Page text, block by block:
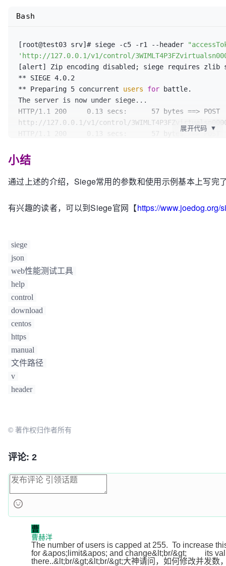
[root@test03 srv]# siege -c5 -r1 --header
'http://127.0.0.1/v1/control/
[alert] Zip encoding disabled; siege requires zlib
** SIEGE 4.0.2
** Preparing 5 concurrent users for battle.
The server is now under siege...
HTTP/1.1 200     0.13 secs:      57 bytes ==> POST
http://127.0.0.1/v1/control/
HTTP/1.1 200     0.13 secs:      57 bytes ==> POST
HTTP/1.1 200     0.14 secs:      57 bytes ==> POST
http://127.0.0.1/v1/control/
HTTP/1.1 200     0.15 secs:      57 bytes ==> POST
http://127.0.0.1/v1/control/
Availability:		      100.00 %
Elapsed
Data transferred:	        0.00 MB
Transaction rate:	        9.26 trans/sec
Throughput:		        0.00 MB/sec
Concurrency:		        1.31
Successful transactions:           5
Failed transactions:	           0
Bash
展开代码 ▼
小结
通过上述的介绍，Siege常用的参数和使用示例基本上写完
有兴趣的读者，可以到Siege官网【https://www.joedog.org/
siege
json
web性能测试工具
help
control
download
centos
https
manual
文件路径
v
header
© 著作权归作者所有
评论: 2
曹
曹赫洋
The number of users is capped at 255.  To increase
for &apos;limit&apos; and change&lt;br/&gt;         its
there..&lt;br/&gt;&lt;br/&gt;大神请问，如何修改并发数